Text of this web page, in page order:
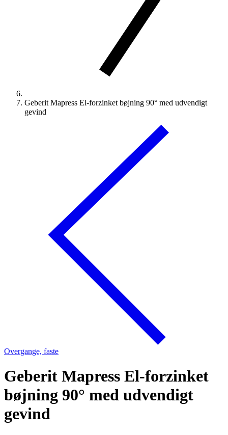
Geberit Mapress El-forzinket bøjning 90° med udvendigt
gevind
Overgange, faste
Geberit Mapress El-forzinket
bøjning 90° med udvendigt
gevind